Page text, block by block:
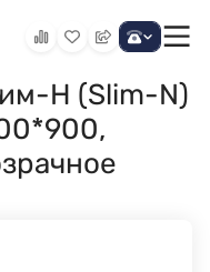
Н (Slim-N)